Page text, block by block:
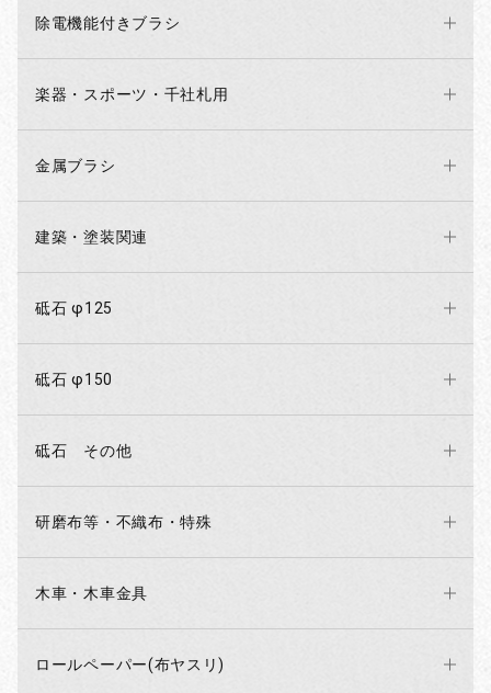
除電機能付きブラシ
楽器・スポーツ・千社札用
金属ブラシ
建築・塗装関連
砥石 φ125
砥石 φ150
砥石 その他
研磨布等・不織布・特殊
木車・木車金具
ロールペーパー(布ヤスリ)